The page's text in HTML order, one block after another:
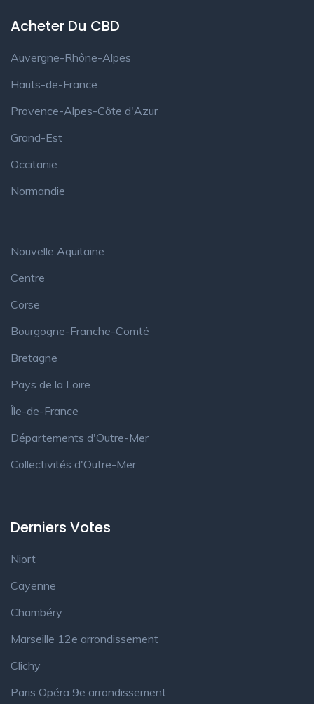
Acheter Du CBD
Auvergne-Rhône-Alpes
Hauts-de-France
Provence-Alpes-Côte d'Azur
Grand-Est
Occitanie
Normandie
Nouvelle Aquitaine
Centre
Corse
Bourgogne-Franche-Comté
Bretagne
Pays de la Loire
Île-de-France
Départements d'Outre-Mer
Collectivités d'Outre-Mer
Derniers Votes
Niort
Cayenne
Chambéry
Marseille 12e arrondissement
Clichy
Paris Opéra 9e arrondissement